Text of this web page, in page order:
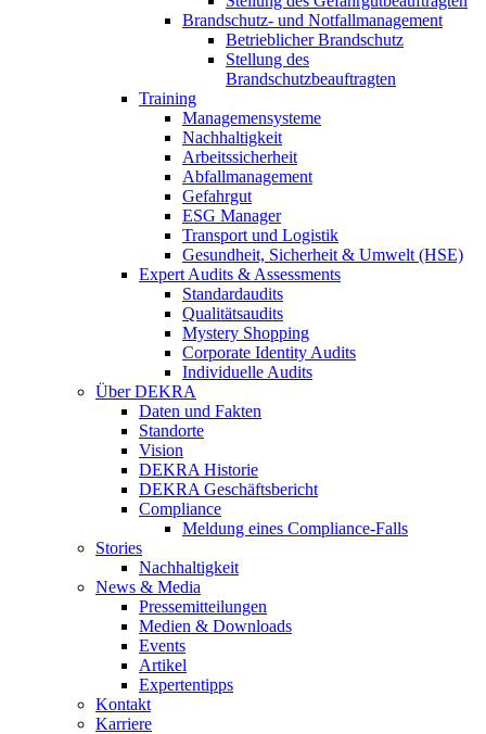
Brandschutz- und Notfallmanagement
Betrieblicher Brandschutz
Stellung des
Brandschutzbeauftragten
Training
Managemensysteme
Nachhaltigkeit
Arbeitssicherheit
Abfallmanagement
Gefahrgut
ESG Manager
Transport und Logistik
Gesundheit, Sicherheit & Umwelt (HSE)
Expert Audits & Assessments
Standardaudits
Qualitätsaudits
Mystery Shopping
Corporate Identity Audits
Individuelle Audits
Über DEKRA
Daten und Fakten
Standorte
Vision
DEKRA Historie
DEKRA Geschäftsbericht
Compliance
Meldung eines Compliance-Falls
Stories
Nachhaltigkeit
News & Media
Pressemitteilungen
Medien & Downloads
Events
Artikel
Expertentipps
Kontakt
Karriere